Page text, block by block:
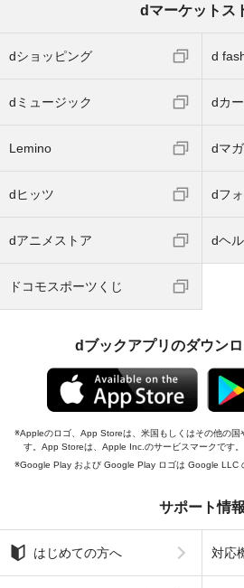
dマーケットス
dショッピング d
dミュージック dカ
Lemino dマ
dヒッツ dフ
dアニメストア dヘ
ドコモスポーツくじ
dブックアプリのダウン
Appleのロゴ、App Storeは、米国もしくはその他の
す。App Storeは、Apple Inc.のサービスマークです。
Google Play および Google Play ロゴは Google LLC
サポート情報
はじめての方へ 対応